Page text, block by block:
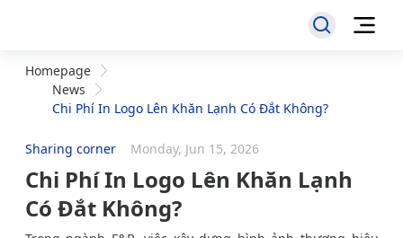
Homepage
News
Chi Phí In Logo Lên Khăn Lạnh Có Đắt Không?
Sharing corner Monday, Jun 15, 2026
Chi Phí In Logo Lên Khăn Lạnh
Có Đắt Không?